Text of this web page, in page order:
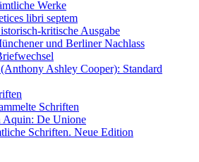
Werke
libri septem
kritische Ausgabe
und Berliner Nachlass
Ashley Cooper): Standard
Schriften
Aquin: De Unione
Schriften. Neue Edition